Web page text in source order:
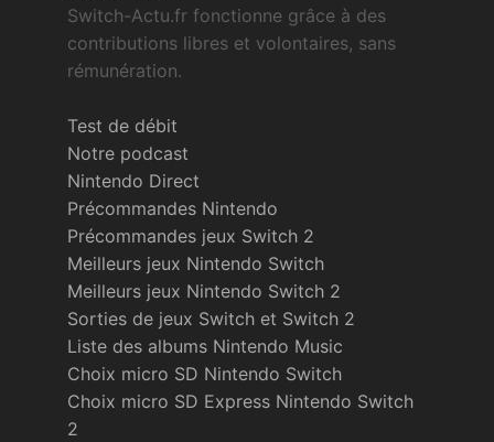
Switch-Actu.fr fonctionne grâce à des
contributions libres et volontaires, sans
rémunération.
Test de débit
Notre podcast
Nintendo Direct
Précommandes Nintendo
Précommandes jeux Switch 2
Meilleurs jeux Nintendo Switch
Meilleurs jeux Nintendo Switch 2
Sorties de jeux Switch et Switch 2
Liste des albums Nintendo Music
Choix micro SD Nintendo Switch
Choix micro SD Express Nintendo Switch
2